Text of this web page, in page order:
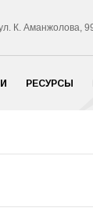
К. Аманжолова,
РЕСУРСЫ